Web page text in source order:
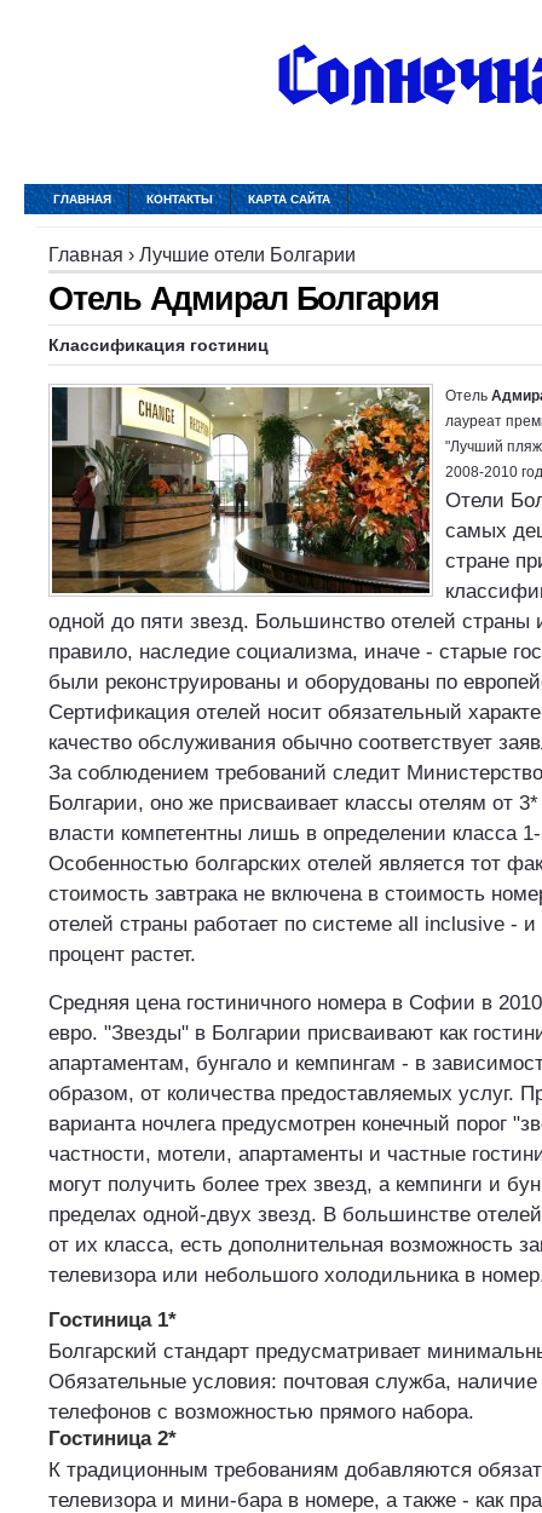
ГЛАВНАЯ КОНТАКТЫ КАРТА САЙТА
Главная › Лучшие отели Болгарии
Отель Адмирал Болгария
Классификация гостиниц
Отель
лауреат
"Лучший
2008-2010
Отели
самых
стране
одной до пяти звезд. Большинство отелей страны
правило, наследие социализма, иначе - старые
были реконструированы и оборудованы по
Сертификация отелей носит обязательный
качество обслуживания обычно соответствует
За соблюдением требований следит
Болгарии, оно же присваивает классы отелям от
власти компетентны лишь в определении класса
Особенностью болгарских отелей является тот
стоимость завтрака не включена в стоимость
отелей страны работает по системе all inclusive -
процент растет.
Средняя цена гостиничного номера в Софии в
евро. "Звезды" в Болгарии присваивают как
апартаментам, бунгало и кемпингам - в
образом, от количества предоставляемых услуг.
варианта ночлега предусмотрен конечный порог
частности, мотели, апартаменты и частные
могут получить более трех звезд, а кемпинги и
пределах одной-двух звезд. В большинстве
от их класса, есть дополнительная возможность
телевизора или небольшого холодильника в
Гостиница 1*
Болгарский стандарт предусматривает
Обязательные условия: почтовая служба,
телефонов с возможностью прямого набора.
Гостиница 2*
К традиционным требованиям добавляются
телевизора и мини-бара в номере, а также - как